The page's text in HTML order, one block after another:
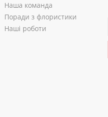
Наша команда
Поради з флористики
Наші роботи